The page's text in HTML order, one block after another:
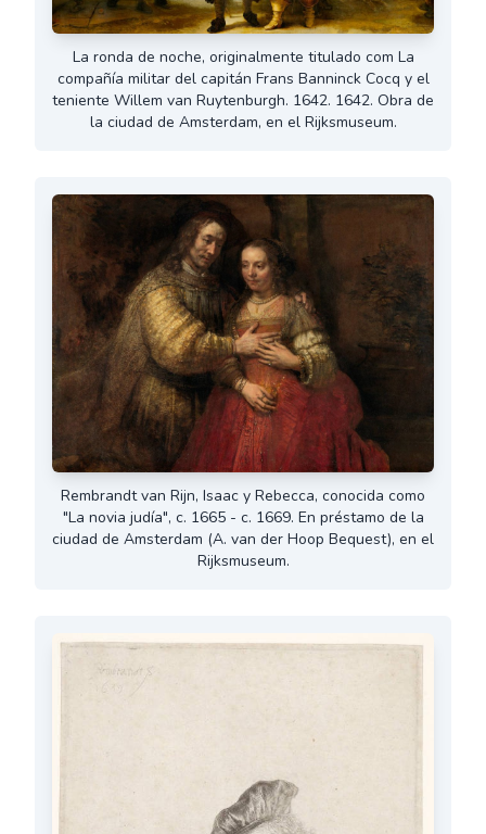
La ronda de noche, originalmente titulado com La
compañía militar del capitán Frans Banninck Cocq y el
teniente Willem van Ruytenburgh. 1642. 1642. Obra de
la ciudad de Amsterdam, en el Rijksmuseum.
Rembrandt van Rijn, Isaac y Rebecca, conocida como
"La novia judía", c. 1665 - c. 1669. En préstamo de la
ciudad de Amsterdam (A. van der Hoop Bequest), en el
Rijksmuseum.